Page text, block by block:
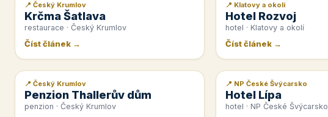
📰 PR článek
📍 Český Krumlov
Krčma Šatlava
restaurace · Český Krumlov
Číst článek →
📰 PR článek
📍 Klatovy a okolí
Hotel Rozvoj
hotel · Klatovy a okolí
Číst článek →
📰 PR článek
📍 Český Krumlov
Penzion Thallerův dům
penzion · Český Krumlov
📰 PR článek
📍 NP České Švýcarsko
Hotel Lípa
hotel · NP České Švýcarsko